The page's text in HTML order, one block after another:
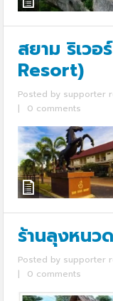
สยาม ริเว
Resort)
Posted by supporter
|
0 comments
ร้านลุงหนวด
Posted by supporter
|
0 comments